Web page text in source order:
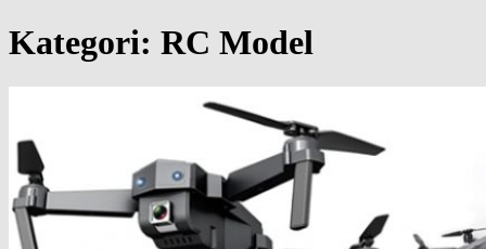
Kategori: RC Model